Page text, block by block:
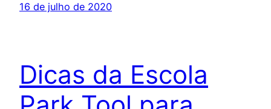
16 de julho de 2020
Dicas da Escola